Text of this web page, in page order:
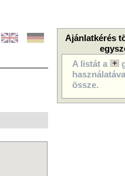
Ajánlatkérés
A listát a
össze.